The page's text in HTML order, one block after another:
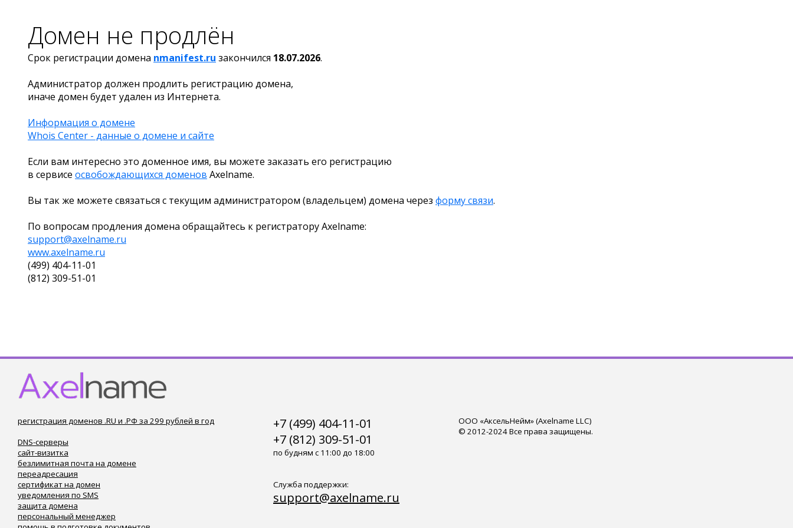
Домен не продлён
Срок регистрации домена nmanifest.ru закончился 18.07.2026.
Администратор должен продлить регистрацию домена,
иначе домен будет удален из Интернета.
Информация о домене
Whois Center - данные о домене и сайте
Если вам интересно это доменное имя, вы можете заказать его регистрацию
в сервисе освобождающихся доменов Axelname.
Вы так же можете связаться с текущим администратором (владельцем) домена через форму связи.
По вопросам продления домена обращайтесь к регистратору Axelname:
support@axelname.ru
www.axelname.ru
(499) 404-11-01
(812) 309-51-01
регистрация доменов .RU и .РФ за 299 рублей в год
DNS-серверы
сайт-визитка
безлимитная почта на домене
переадресация
сертификат на домен
уведомления по SMS
защита домена
персональный менеджер
+7 (499) 404-11-01
+7 (812) 309-51-01
по будням с 11:00 до 18:00
Служба поддержки:
support@axelname.ru
ООО «АксельНейм» (Axelname LLC)
© 2012-2024 Все права защищены.